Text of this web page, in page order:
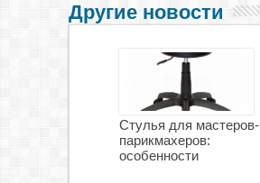
Другие новости
Стулья для мастеров-
парикмахеров:
особенности